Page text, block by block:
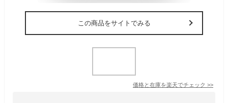
この商品をサイトでみる
価格と在庫を楽天でチェック >>